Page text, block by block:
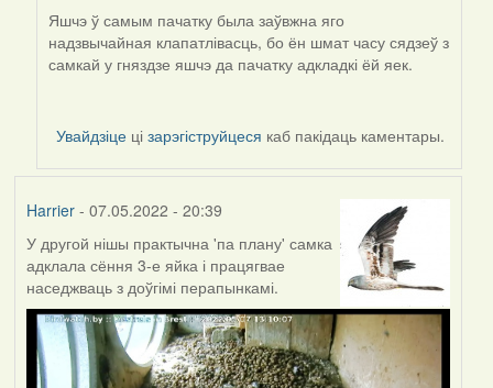
Яшчэ ў самым пачатку была заўвжна яго
надзвычайная клапатлівасць, бо ён шмат часу сядзеў з
самкай у гняздзе яшчэ да пачатку адкладкі ёй яек.
Увайдзіце цізарэгіструйцеся каб пакідаць каментары.
Harrier- 07.05.2022 - 20:39
У другой нішы практычна 'па плану' самка
адклала сёння 3-е яйка і працягвае
наседжваць з доўгімі перапынкамі.